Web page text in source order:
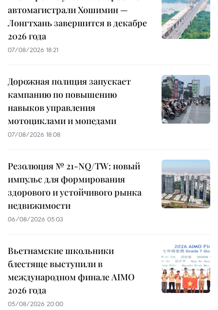
автомагистрали Хошимин —
Лонгтхань завершится в декабре
2026 года
07/08/2026 18:21
Дорожная полиция запускает
кампанию по повышению
навыков управления
мотоциклами и мопедами
07/08/2026 18:08
Резолюция № 21-NQ/TW: новый
импульс для формирования
здорового и устойчивого рынка
недвижимости
06/08/2026 05:03
Вьетнамские школьники
блестяще выступили в
международном финале AIMO
2026 года
05/08/2026 20:00